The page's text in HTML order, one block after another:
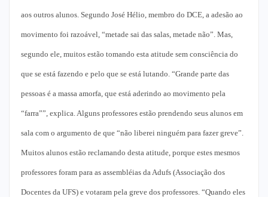
aos outros alunos. Segundo José Hélio, membro do DCE, a adesão ao
movimento foi razoável, “metade sai das salas, metade não”. Mas,
segundo ele, muitos estão tomando esta atitude sem consciência do
que se está fazendo e pelo que se está lutando. “Grande parte das
pessoas é a massa amorfa, que está aderindo ao movimento pela
“farra””, explica. Alguns professores estão prendendo seus alunos em
sala com o argumento de que “não liberei ninguém para fazer greve”.
Muitos alunos estão reclamando desta atitude, porque estes mesmos
professores foram para as assembléias da Adufs (Associação dos
Docentes da UFS) e votaram pela greve dos professores. “Quando eles